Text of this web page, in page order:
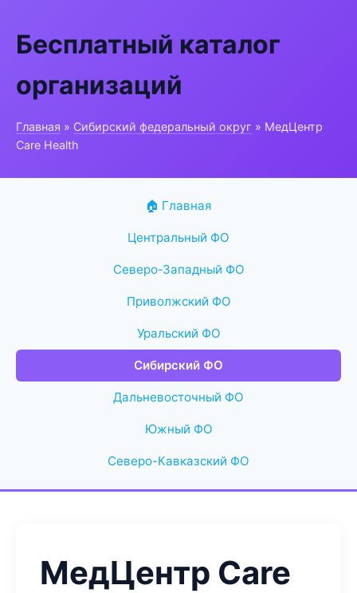
Бесплатный каталог
организаций
Главная » Сибирский федеральный округ » МедЦентр
Care Health
🏠 Главная
Центральный ФО
Северо-Западный ФО
Приволжский ФО
Уральский ФО
Сибирский ФО
Дальневосточный ФО
Южный ФО
Северо-Кавказский ФО
МедЦентр Care